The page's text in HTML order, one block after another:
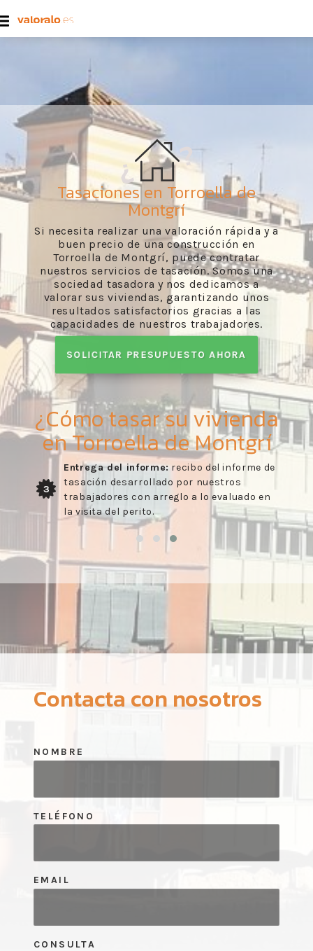
Tasaciones en Torroella de
Montgrí
Si necesita realizar una valoración rápida y a
buen precio de una construcción en
Torroella de Montgrí, puede contratar
nuestros servicios de tasación. Somos una
sociedad tasadora y nos dedicamos a
valorar sus viviendas, garantizando unos
resultados satisfactorios gracias a las
capacidades de nuestros trabajadores.
SOLICITAR PRESUPUESTO AHORA
¿Cómo tasar su vivienda
en Torroella de Montgrí
3
Entrega del informe: recibo del informe de
tasación desarrollado por nuestros
trabajadores con arreglo a lo evaluado en
la visita del perito.
Contacta con nosotros
NOMBRE
TELÉFONO
EMAIL
CONSULTA